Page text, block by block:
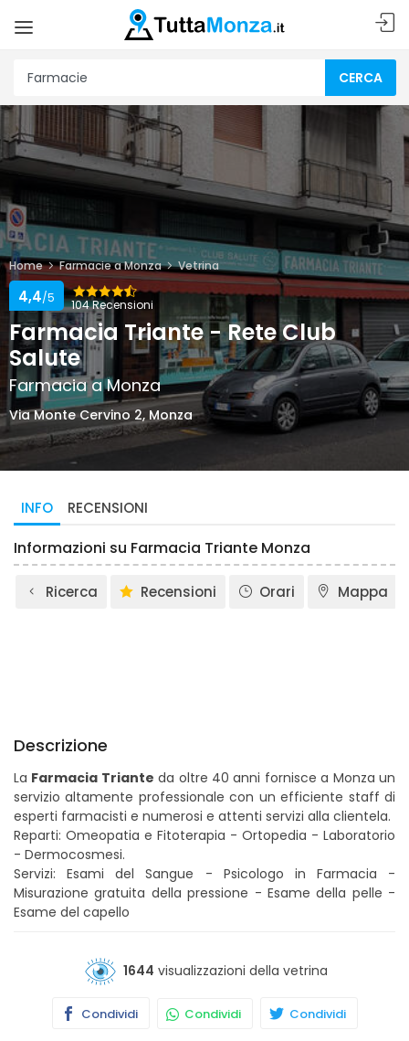
CERCA
Home Farmacie a Monza Vetrina
104 Recensioni
4,4/5
Farmacia Triante - Rete Club
Salute
Farmacia a Monza
Via Monte Cervino 2, Monza
INFO RECENSIONI
Informazioni su Farmacia Triante Monza
Ricerca Recensioni Orari Mappa
Descrizione
La Farmacia Triante da oltre 40 anni fornisce a Monza un
servizio altamente professionale con un efficiente staff di
esperti farmacisti e numerosi e attenti servizi alla clientela.
Reparti: Omeopatia e Fitoterapia - Ortopedia - Laboratorio
- Dermocosmesi.
Servizi: Esami del Sangue - Psicologo in Farmacia -
Misurazione gratuita della pressione - Esame della pelle -
Esame del capello
1644 visualizzazioni della vetrina
Condividi Condividi Condividi